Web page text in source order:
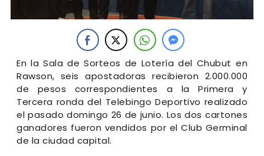
En la Sala de Sorteos de Lotería del Chubut en
Rawson, seis apostadoras recibieron 2.000.000
de pesos correspondientes a la Primera y
Tercera ronda del Telebingo Deportivo realizado
el pasado domingo 26 de junio. Los dos cartones
ganadores fueron vendidos por el Club Germinal
de la ciudad capital.